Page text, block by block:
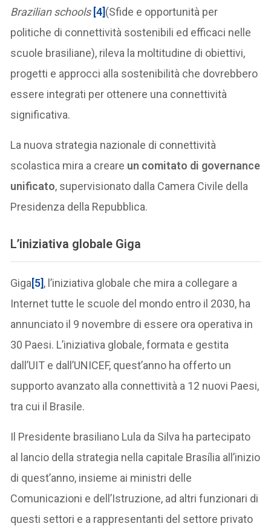
Brazilian schools [4](Sfide e opportunità per
politiche di connettività sostenibili ed efficaci nelle
scuole brasiliane), rileva la moltitudine di obiettivi,
progetti e approcci alla sostenibilità che dovrebbero
essere integrati per ottenere una connettività
significativa.
La nuova strategia nazionale di connettività
scolastica mira a creare un comitato di governance
unificato, supervisionato dalla Camera Civile della
Presidenza della Repubblica.
L’iniziativa globale Giga
Giga[5], l’iniziativa globale che mira a collegare a
Internet tutte le scuole del mondo entro il 2030, ha
annunciato il 9 novembre di essere ora operativa in
30 Paesi. L’iniziativa globale, formata e gestita
dall’UIT e dall’UNICEF, quest’anno ha offerto un
supporto avanzato alla connettività a 12 nuovi Paesi,
tra cui il Brasile.
Il Presidente brasiliano Lula da Silva ha partecipato
al lancio della strategia nella capitale Brasília all’inizio
di quest’anno, insieme ai ministri delle
Comunicazioni e dell’Istruzione, ad altri funzionari di
questi settori e a rappresentanti del settore privato